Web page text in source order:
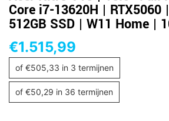
Core i7-13620H | RTX5060
512GB SSD | W11 Home |
€1.515,99
of €505,33 in 3 termijnen
of €50,29 in 36 termijnen